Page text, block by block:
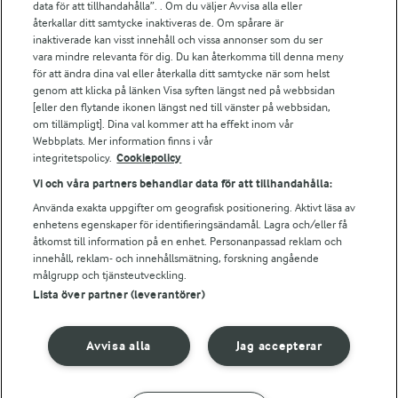
Falbygdens Ost
Arla webbshop
Bildbank
Följ oss
© 2026 Arla Foods
Integritetspolicy
data för att tillhandahålla”. . Om du väljer Avvisa alla eller
återkallar ditt samtycke inaktiveras de. Om spårare är
inaktiverade kan visst innehåll och vissa annonser som du ser
vara mindre relevanta för dig. Du kan återkomma till denna meny
för att ändra dina val eller återkalla ditt samtycke när som helst
genom att klicka på länken Visa syften längst ned på webbsidan
[eller den flytande ikonen längst ned till vänster på webbsidan,
om tillämpligt]. Dina val kommer att ha effekt inom vår
Webbplats. Mer information finns i vår
integritetspolicy. Cookiepolicy
Vi och våra partners behandlar data för att tillhandahålla:
Använda exakta uppgifter om geografisk positionering. Aktivt läsa av
enhetens egenskaper för identifieringsändamål. Lagra och/eller få
åtkomst till information på en enhet. Personanpassad reklam och
innehåll, reklam- och innehållsmätning, forskning angående
målgrupp och tjänsteutveckling.
Lista över partner (leverantörer)
Jag accepterar
Avvisa alla